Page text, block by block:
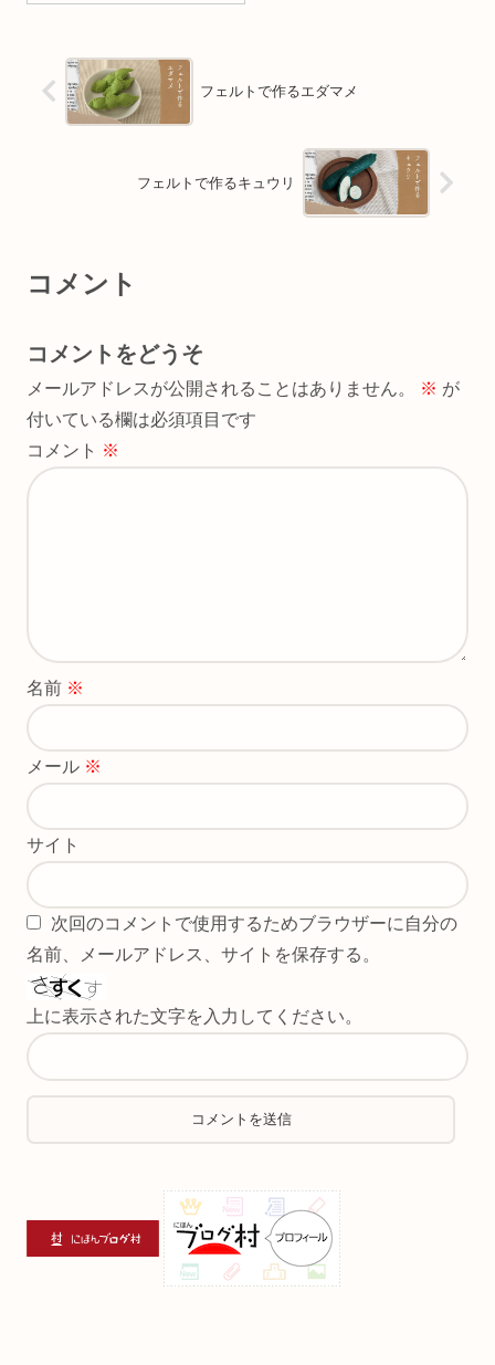
フェルトで作るエダマメ
フェルトで作るキュウリ
コメント
コメントをどうそ
メールアドレスが公開されることはありません。 ※ が
付いている欄は必須項目です
コメント ※
名前 ※
メール ※
サイト
次回のコメントで使用するためブラウザーに自分の
名前、メールアドレス、サイトを保存する。
上に表示された文字を入力してください。